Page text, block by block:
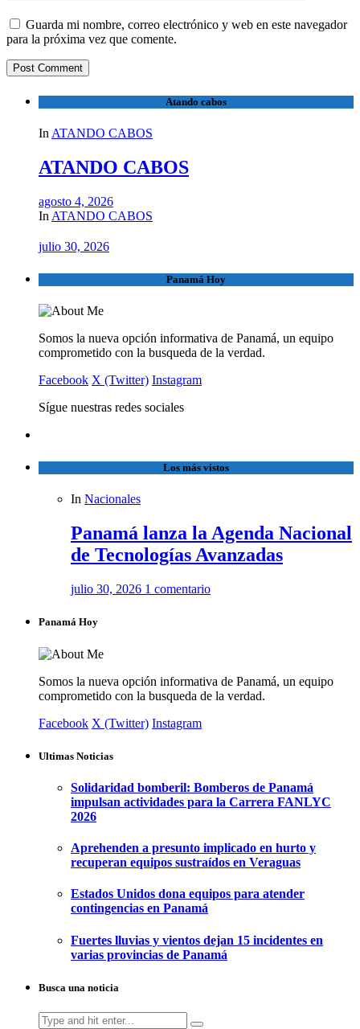
Guarda mi nombre, correo electrónico y web en este navegador
para la próxima vez que comente.
Atando cabos
In ATANDO CABOS
ATANDO CABOS
agosto 4, 2026
In ATANDO CABOS
julio 30, 2026
Panamá Hoy
Somos la nueva opción informativa de Panamá, un equipo
comprometido con la busqueda de la verdad.
Facebook X (Twitter) Instagram
Sígue nuestras redes sociales
Los más vistos
In Nacionales
Panamá lanza la Agenda Nacional
de Tecnologías Avanzadas
julio 30, 2026 1 comentario
Panamá Hoy
Somos la nueva opción informativa de Panamá, un equipo
comprometido con la busqueda de la verdad.
Facebook X (Twitter) Instagram
Ultimas Noticias
Solidaridad bomberil: Bomberos de Panamá
impulsan actividades para la Carrera FANLYC
2026
Aprehenden a presunto implicado en hurto y
recuperan equipos sustraídos en Veraguas
Estados Unidos dona equipos para atender
contingencias en Panamá
Fuertes lluvias y vientos dejan 15 incidentes en
varias provincias de Panamá
Busca una noticia
Search